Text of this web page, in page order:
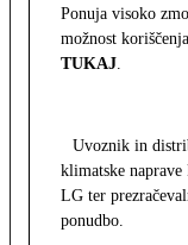
Ponuja visoko
možnost
TUKAJ.
Uvoznik in
klimatske
LG ter
ponudbo.